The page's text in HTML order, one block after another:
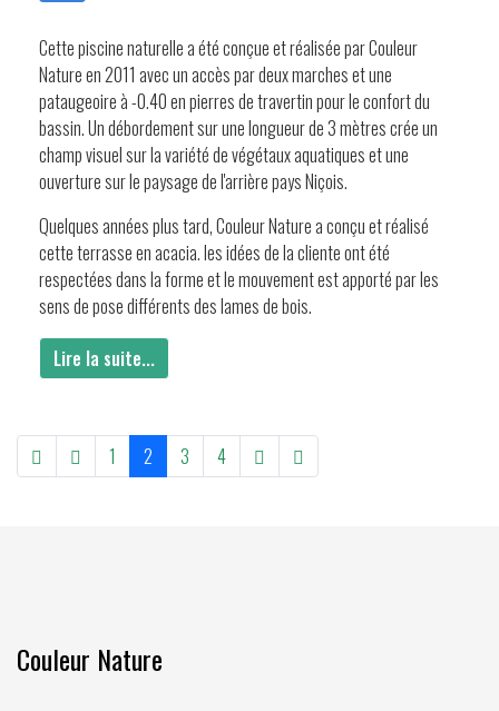
Cette piscine naturelle a été conçue et réalisée par Couleur
Nature en 2011 avec un accès par deux marches et une
pataugeoire à -0.40 en pierres de travertin pour le confort du
bassin. Un débordement sur une longueur de 3 mètres crée un
champ visuel sur la variété de végétaux aquatiques et une
ouverture sur le paysage de l'arrière pays Niçois.
Quelques années plus tard, Couleur Nature a conçu et réalisé
cette terrasse en acacia. les idées de la cliente ont été
respectées dans la forme et le mouvement est apporté par les
sens de pose différents des lames de bois.
Lire la suite...
1 2 3 4
Couleur Nature